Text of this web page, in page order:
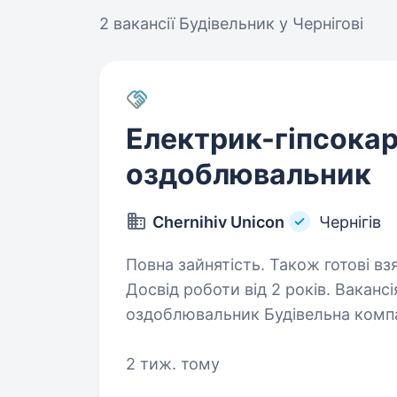
2 вакансії Будівельник у Чернігові
Електрик-
оздоблювальник
Chernihiv Unicon Чернігів
Повна зайнятість. Також готові
Досвід роботи від 2 років. Вакансія: Електрик — гіпсокартонник —
оздоблювальник Будівельна компанія запрошує до команди
одиниці (електрик,
2 тиж. тому